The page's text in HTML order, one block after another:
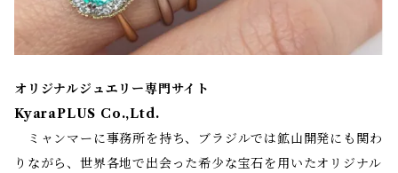
オリジナルジュエリー専門サイト
KyaraPLUS Co.,Ltd.
ミャンマーに事務所を持ち、ブラジルでは鉱山開発にも関わ
りながら、世界各地で出会った希少な宝石を用いたオリジナル